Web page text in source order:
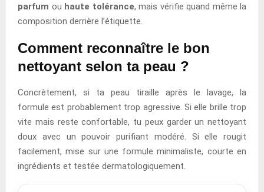
parfum ou haute tolérance, mais vérifie quand même la
composition derrière l’étiquette.
Comment reconnaître le bon
nettoyant selon ta peau ?
Concrètement, si ta peau tiraille après le lavage, la
formule est probablement trop agressive. Si elle brille trop
vite mais reste confortable, tu peux garder un nettoyant
doux avec un pouvoir purifiant modéré. Si elle rougit
facilement, mise sur une formule minimaliste, courte en
ingrédients et testée dermatologiquement.